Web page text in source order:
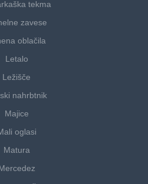
tekma
zavese
oblačila
Letalo
Ležišče
nahrbtnik
Majice
oglasi
Matura